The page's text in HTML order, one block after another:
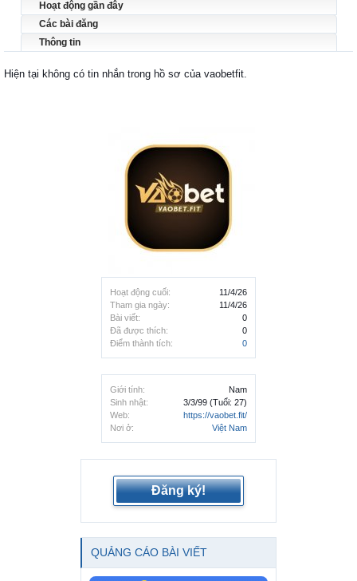
Hoạt động cuối:
11/4/26
Tham gia ngày:
11/4/26
Bài viết:
0
Đã được thích:
0
Điểm thành tích:
0
Giới tính:
Nam
Sinh nhật:
3/3/99 (Tuổi: 27)
Web:
https://vaobet.fit/
Nơi ở:
Việt Nam
Hoạt động gần đây
Các bài đăng
Thông tin
Hiện tại không có tin nhắn trong hồ sơ của vaobetfit.
Đăng ký!
QUẢNG CÁO BÀI VIẾT